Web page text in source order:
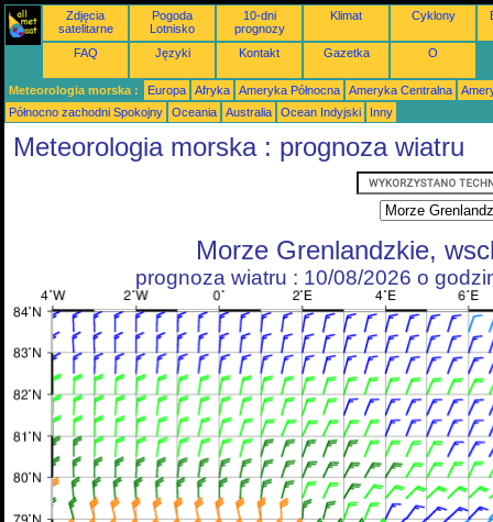
Zdjęcia
satelitarne
Pogoda
Lotnisko
10-dni
prognozy
Klimat Cyklony
FAQ Języki Kontakt Gazetka O
Meteorologia morska : Europa Afryka Ameryka Północna Ameryka Centralna
Północno zachodni Spokojny
Oceania Australia Ocean Indyjski Inny
Meteorologia morska : prognoza wiatru
Morze Grenlandzkie,
prognoza wiatru : 10/08/2026 o